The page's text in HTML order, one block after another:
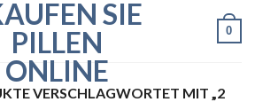
0
VERSCHLAGWORTET MIT „2